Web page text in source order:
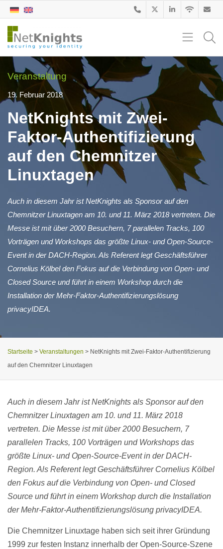
Veranstaltung
19. Februar 2018
NetKnights mit Zwei-
Faktor-Authentifizierung
auf den Chemnitzer
Linuxtagen
Auch in diesem Jahr ist NetKnights als Sponsor auf den
Chemnitzer Linuxtagen am 10. und 11. März 2018 vertreten. Die
Messe ist mit über 2000 Besuchern, 7 parallelen Tracks, 100
Vorträgen und Workshops das größte Linux- und Open-Source-
Event in der DACH-Region. Als Referent legt Geschäftsführer
Cornelius Kölbel den Fokus auf die Verbindung von Open- und
Closed Source und führt in einem Workshop durch die
Installation der Mehr-Faktor-Authentifizierungslösung
privacyIDEA.
Startseite > Veranstaltungen > NetKnights mit Zwei-Faktor-Authentifizierung
auf den Chemnitzer Linuxtagen
Auch in diesem Jahr ist NetKnights als Sponsor auf den
Chemnitzer Linuxtagen am 10. und 11. März 2018
vertreten. Die Messe ist mit über 2000 Besuchern, 7
parallelen Tracks, 100 Vorträgen und Workshops das
größte Linux- und Open-Source-Event in der DACH-
Region. Als Referent legt Geschäftsführer Cornelius Kölbel
den Fokus auf die Verbindung von Open- und Closed
Source und führt in einem Workshop durch die Installation
der Mehr-Faktor-Authentifizierungslösung privacyIDEA.
Die Chemnitzer Linuxtage haben sich seit ihrer Gründung
1999 zur festen Instanz innerhalb der Open-Source-Szene